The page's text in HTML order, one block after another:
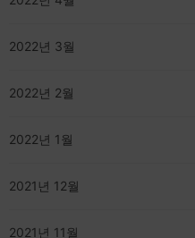
2022년 3월
2022년 2월
2022년 1월
2021년 12월
2021년 11월